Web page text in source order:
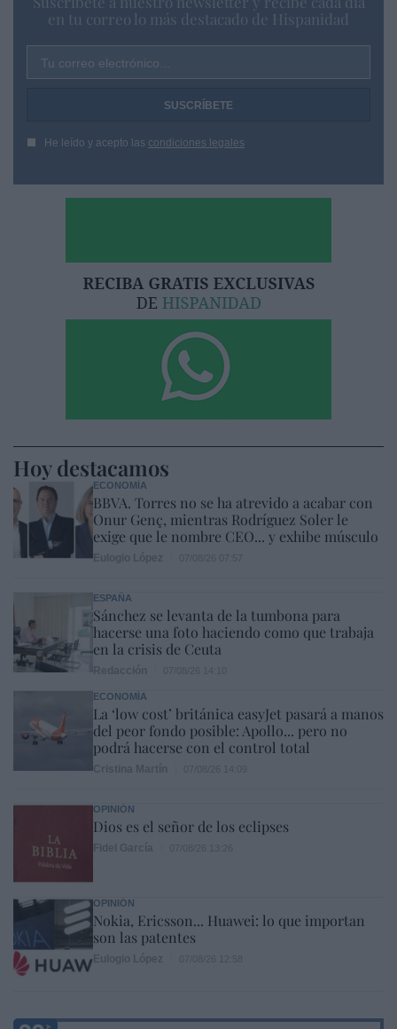
en tu correo lo más destacado de Hispanidad
Tu correo electrónico...
He leído y acepto las condiciones legales
Hoy destacamos
ECONOMÍA
BBVA. Torres no se ha atrevido a acabar con
Onur Genç, mientras Rodríguez Soler le
exige que le nombre CEO... y exhibe músculo
ESPAÑA
Sánchez se levanta de la tumbona para
hacerse una foto haciendo como que trabaja
en la crisis de Ceuta
ECONOMÍA
La ‘low cost’ británica easyJet pasará a manos
del peor fondo posible: Apollo... pero no
podrá hacerse con el control total
OPINIÓN
Dios es el señor de los eclipses
OPINIÓN
Nokia, Ericsson... Huawei: lo que importan
son las patentes